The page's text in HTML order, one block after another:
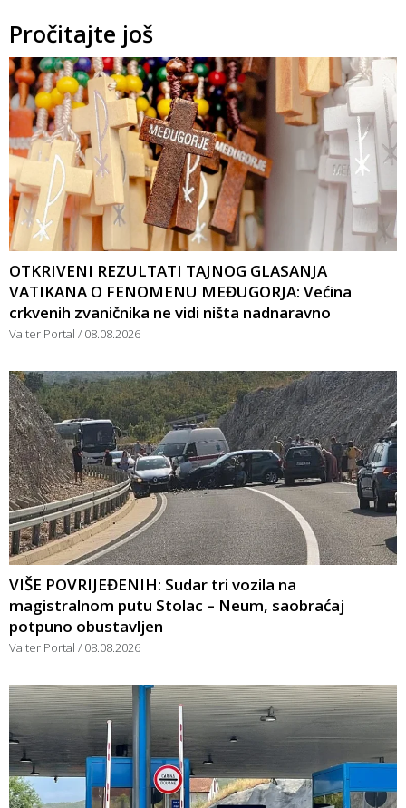
Pročitajte još
OTKRIVENI REZULTATI TAJNOG GLASANJA
VATIKANA O FENOMENU MEĐUGORJA: Većina
crkvenih zvaničnika ne vidi ništa nadnaravno
Valter Portal 08.08.2026
VIŠE POVRIJEĐENIH: Sudar tri vozila na
magistralnom putu Stolac – Neum, saobraćaj
potpuno obustavljen
Valter Portal 08.08.2026